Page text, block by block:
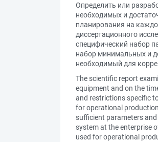
Определить или
необходимых и
планирования на
диссертационного
специфический набор
набор минимальных и
необходимый для
The scientific report
equipment and on the
and restrictions specific
for operational
sufficient parameters
system at the enterprise
used for operational